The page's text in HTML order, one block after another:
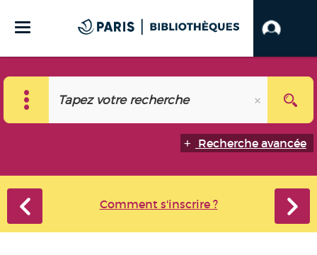
Recherche avancée
Comment s'inscrire ?